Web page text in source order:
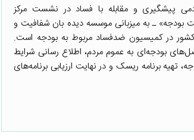
پیشگیری و مقابله با فساد در نشست مرکز
بودجه» ـ به میزبانی موسسه دیده بان شفافیت و
از تعهدات کشور در کمیسیون ضدفساد مربوط به بودجه است.
بودجه‌ای به عموم مردم، اطلاع رسانی شرایط
برنامه ریسک و در نهایت ارزیابی برنامه‌های